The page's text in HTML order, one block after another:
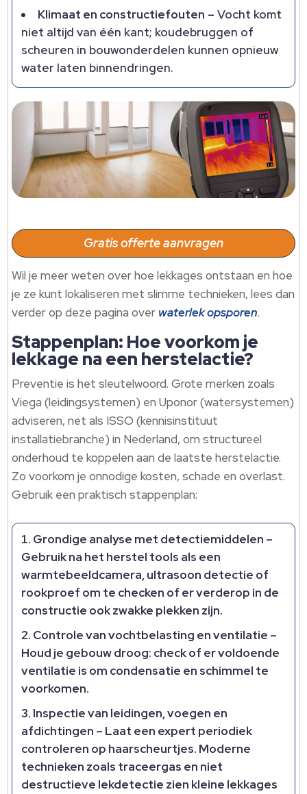
Klimaat en constructiefouten – Vocht komt
niet altijd van één kant; koudebruggen of
scheuren in bouwonderdelen kunnen opnieuw
water laten binnendringen.
Gratis offerte aanvragen
Wil je meer weten over hoe lekkages ontstaan en hoe
je ze kunt lokaliseren met slimme technieken, lees dan
verder op deze pagina over waterlek opsporen.
Stappenplan: Hoe voorkom je
lekkage na een herstelactie?
Preventie is het sleutelwoord. Grote merken zoals
Viega (leidingsystemen) en Uponor (watersystemen)
adviseren, net als ISSO (kennisinstituut
installatiebranche) in Nederland, om structureel
onderhoud te koppelen aan de laatste herstelactie.
Zo voorkom je onnodige kosten, schade en overlast.
Gebruik een praktisch stappenplan:
Grondige analyse met detectiemiddelen –
Gebruik na het herstel tools als een
warmtebeeldcamera, ultrasoon detectie of
rookproef om te checken of er verderop in de
constructie ook zwakke plekken zijn.
Controle van vochtbelasting en ventilatie –
Houd je gebouw droog: check of er voldoende
ventilatie is om condensatie en schimmel te
voorkomen.
Inspectie van leidingen, voegen en
afdichtingen – Laat een expert periodiek
controleren op haarscheurtjes. Moderne
technieken zoals traceergas en niet
destructieve lekdetectie zien kleine lekkages